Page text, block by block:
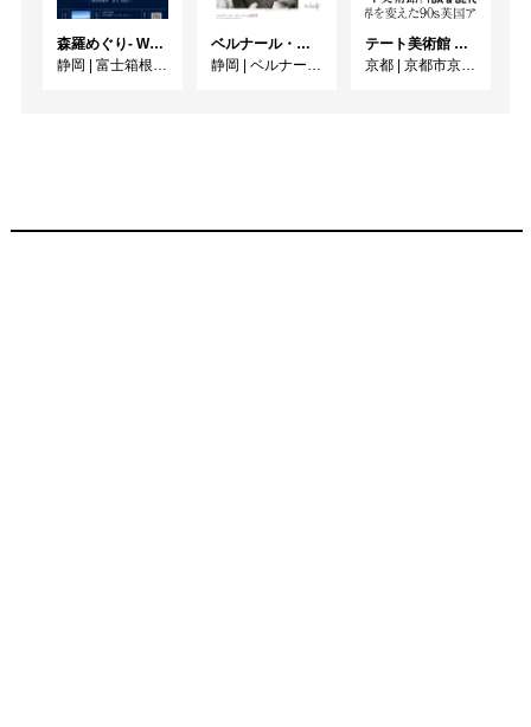
森羅めぐり- Wandering in Shinra -
静岡
富士箱根カントリークラブ
ベルナール・ビュフェと写真 ーカメラがとらえたビュフェとその時代、そして21 世紀へ
静岡
ベルナール・ビュフェ美術館
テート美術館 ― YBA & BEYOND 世界を変えた90s英国アート
京都
京都市京セラ美術館